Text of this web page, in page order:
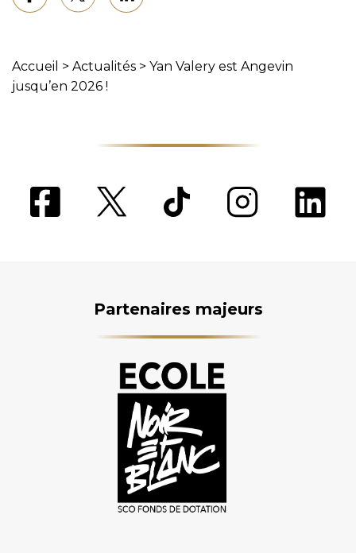
Accueil > Actualités > Yan Valery est Angevin
jusqu’en 2026 !
Partenaires majeurs